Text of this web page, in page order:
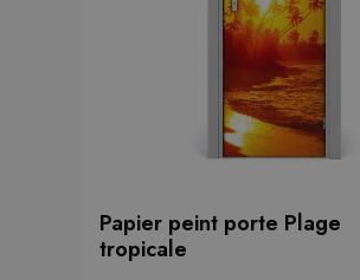
Papier peint porte Plage
tropicale